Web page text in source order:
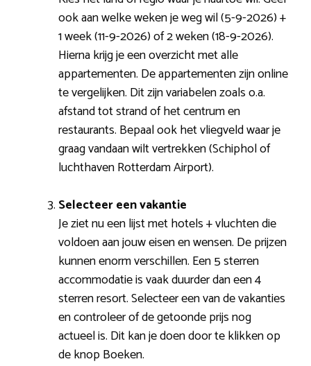
ook aan welke weken je weg wil (5-9-2026) +
1 week (11-9-2026) of 2 weken (18-9-2026).
Hierna krijg je een overzicht met alle
appartementen. De appartementen zijn online
te vergelijken. Dit zijn variabelen zoals o.a.
afstand tot strand of het centrum en
restaurants. Bepaal ook het vliegveld waar je
graag vandaan wilt vertrekken (Schiphol of
luchthaven Rotterdam Airport).
Selecteer een vakantie
Je ziet nu een lijst met hotels + vluchten die
voldoen aan jouw eisen en wensen. De prijzen
kunnen enorm verschillen. Een 5 sterren
accommodatie is vaak duurder dan een 4
sterren resort. Selecteer een van de vakanties
en controleer of de getoonde prijs nog
actueel is. Dit kan je doen door te klikken op
de knop Boeken.